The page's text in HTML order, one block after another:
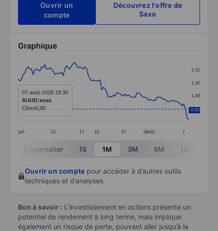
Ouvrir un
compte
Découvrez l'offre de
Saxo
Graphique
Line chart with 103 data points.
The chart has 1 X axis displaying categories.
The chart has 1 Y axis displaying values. Data
juil. 13 17 21 27 31août 7
0,96
1,08
1,20
1,32
0,95
07-août-2026 19:30
AUUD:xnas
Close0,85
End of interactive chart.
Intra-journalier 1S 1M 3M 6M 1A
Ouvrir un compte pour accéder à d’autres outils
techniques et d’analyses.
Bon à savoir : L’investissement en actions présente un
potentiel de rendement à long terme, mais implique
également un risque de perte, pouvant aller jusqu’à la